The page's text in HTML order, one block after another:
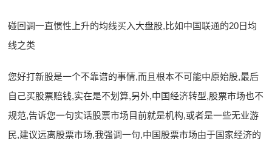
碰回调一直惯性上升的均线买入大盘股,比如中国联通的20日均
线之类
您好打新股是一个不靠谱的事情,而且根本不可能中原始股,最后
自己买股票赔钱,实在是不划算,另外,中国经济转型,股票市场也不
规范,告诉您一句实话股票市场目前就是机构,或者是一些无业游
民,建议远离股票市场,我强调一句,中国股票市场由于国家经济的